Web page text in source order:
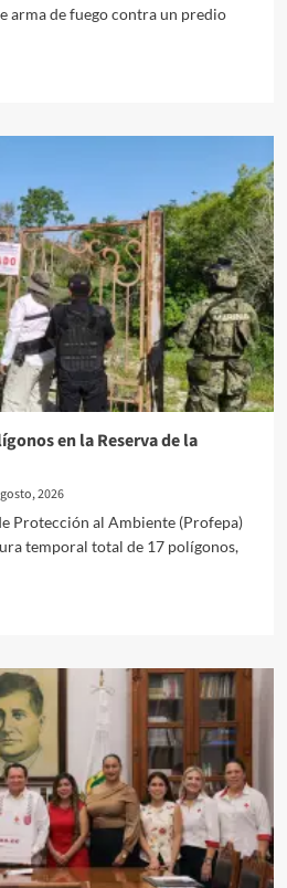
arma de fuego contra un predio
en la Reserva de la
2026
Protección al Ambiente (Profepa)
temporal total de 17 polígonos,